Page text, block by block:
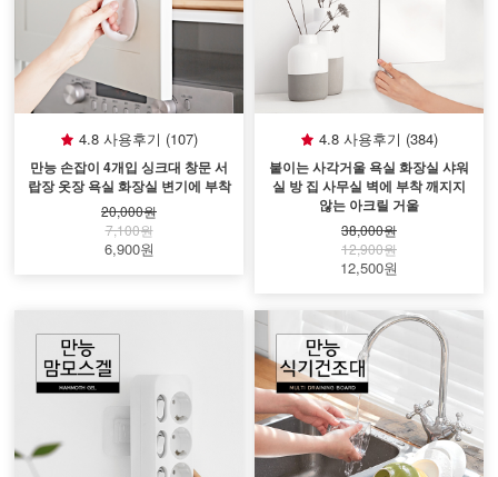
4.8 사용후기 (107)
만능 손잡이 4개입 싱크대 창문 서
랍장 옷장 욕실 화장실 변기에 부착
20,000원
7,100원
6,900원
4.8 사용후기 (384)
붙이는 사각거울 욕실 화장실 샤워
실 방 집 사무실 벽에 부착 깨지지
않는 아크릴 거울
38,000원
12,900원
12,500원